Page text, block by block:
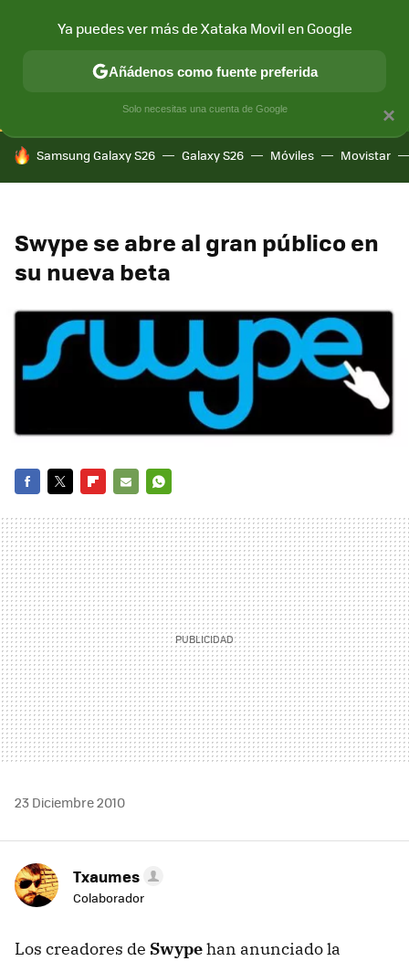
CONECTIVIDAD MÓVIL Y SOCIEDAD APLICACIONES
HOY SE HABLA DE
Samsung Galaxy S26 Galaxy S26 Móviles Movistar
Swype se abre al gran público en
su nueva beta
MAIL
23 Diciembre 2010
Txaumes
Colaborador
Los creadores de Swypehan anunciado la
×
Ya puedes ver más de Xataka Movil en Google
Añádenos como fuente preferida
Solo necesitas una cuenta de Google